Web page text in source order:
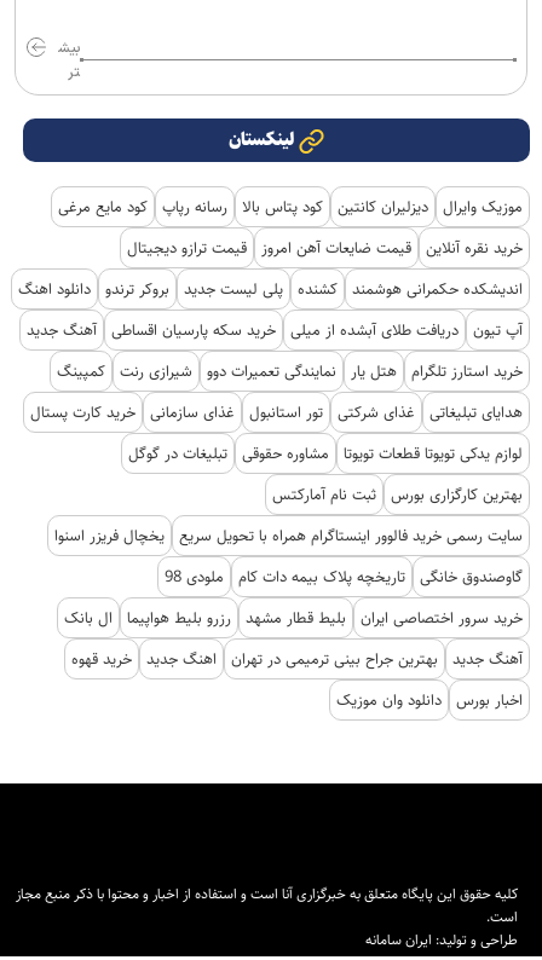
بیش
تر
لینکستان
موزیک وایرال دیزلیران کانتین کود پتاس بالا رسانه رپاپ کود مایع مرغی
خرید نقره آنلاین قیمت ضایعات آهن امروز
قیمت ترازو دیجیتال
اندیشکده حکمرانی هوشمند کشنده پلی لیست جدید بروکر ترندو دانلود اهنگ
آپ تیون دریافت طلای آبشده از میلی خرید سکه پارسیان اقساطی آهنگ جدید
خرید استارز تلگرام هتل یار نمایندگی تعمیرات دوو شیرازی رنت کمپینگ
هدایای تبلیغاتی
غذای شرکتی تور استانبول غذای سازمانی خرید کارت پستال
لوازم یدکی تویوتا قطعات تویوتا
مشاوره حقوقی تبلیغات در گوگل
بهترین کارگزاری بورس ثبت نام آمارکتس
سایت رسمی خرید فالوور اینستاگرام همراه با تحویل سریع یخچال فریزر اسنوا
گاوصندوق خانگی تاریخچه پلاک بیمه دات کام
ملودی 98
خرید سرور اختصاصی ایران
بلیط قطار مشهد رزرو بلیط هواپیما
ال بانک
آهنگ جدید
بهترین جراح بینی ترمیمی در تهران اهنگ جدید خرید قهوه
اخبار بورس دانلود وان موزیک
کلیه حقوق این پایگاه متعلق به خبرگزاری آنا است و استفاده از اخبار و محتوا با ذکر منبع مجاز
است.
طراحی و تولید: ایران سامانه